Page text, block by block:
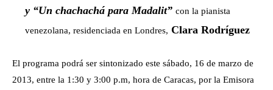
y “Un chachachá para Madalit” con la pianista
venezolana, residenciada en Londres, Clara Rodríguez
El programa podrá ser sintonizado este sábado, 16 de marzo de
2013, entre la 1:30 y 3:00 p.m, hora de Caracas, por la Emisora